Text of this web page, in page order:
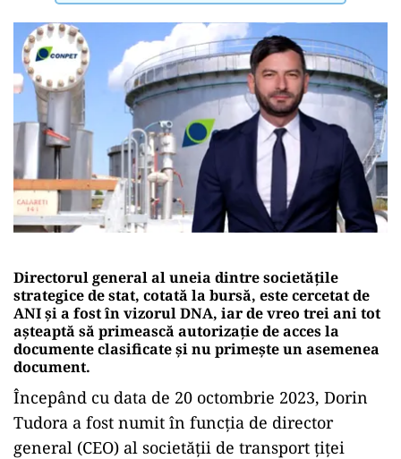
Directorul general al uneia dintre societățile
strategice de stat, cotată la bursă, este cercetat de
ANI și a fost în vizorul DNA, iar de vreo trei ani tot
așteaptă să primească autorizație de acces la
documente clasificate și nu primește un asemenea
document.
Începând cu data de 20 octombrie 2023, Dorin
Tudora a fost numit în funcţia de director
general (CEO) al societății de transport țiței